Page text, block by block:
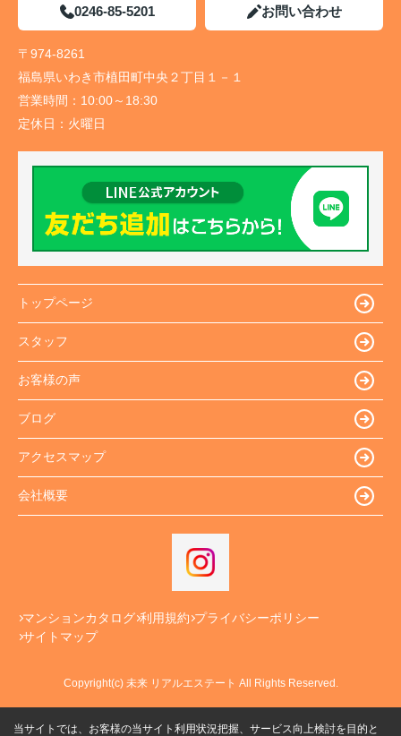
0246-85-5201 お問い合わせ
〒974-8261
福島県いわき市植田町中央２丁目１－１
営業時間： 10:00～18:30
定休日： 火曜日
トップページ
スタッフ
お客様の声
ブログ
アクセスマップ
会社概要
マンションカタログ 利用規約 プライバシーポリシー
サイトマップ
Copyright(c) 未来 リアルエステート All Rights Reserved.
当サイトでは、お客様の当サイト利用状況把握、サービス向上検討を目的と